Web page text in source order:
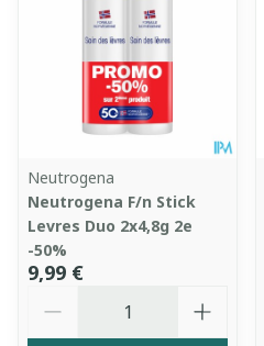
Neutrogena
Neutrogena F/n Stick
Levres Duo 2x4,8g 2e
-50%
9,99 €